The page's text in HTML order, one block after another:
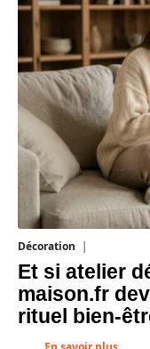
Décoration
Et si atelier
maison.fr
rituel bien-